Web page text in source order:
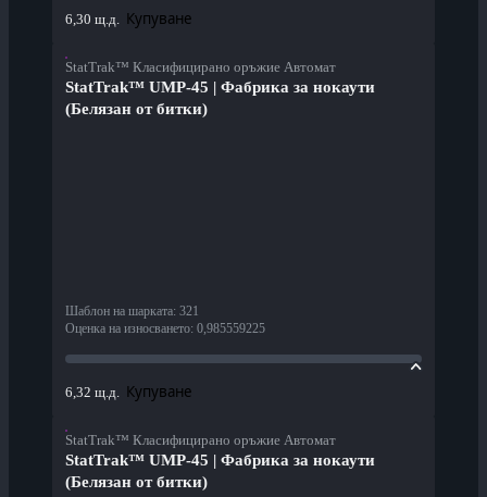
6,30 щ.д. Купуване
StatTrak™ Класифицирано оръжие Автомат
StatTrak™ UMP-45 | Фабрика за нокаути
(Белязан от битки)
Шаблон на шарката: 321
Оценка на износването: 0,985559225
6,32 щ.д. Купуване
StatTrak™ Класифицирано оръжие Автомат
StatTrak™ UMP-45 | Фабрика за нокаути
(Белязан от битки)